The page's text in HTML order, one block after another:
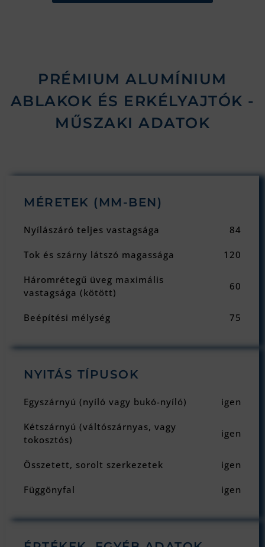
PRÉMIUM ALUMÍNIUM
ABLAKOK ÉS ERKÉLYAJTÓK​ -
MŰSZAKI ADATOK
MÉRETEK (MM-BEN)
Nyílászáró teljes vastagsága 84
Tok és szárny látszó magassága 120
Háromrétegű üveg maximális
vastagsága (kötött)
60
Beépítési mélység 75
NYITÁS TÍPUSOK
Egyszárnyú (nyíló vagy bukó-nyíló) igen
Kétszárnyú (váltószárnyas, vagy
tokosztós)
igen
Összetett, sorolt szerkezetek igen
Függönyfal igen